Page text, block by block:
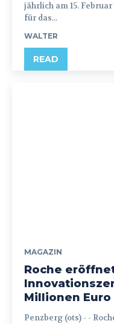
jährlich am 15.
für das...
WALTER
READ
MAGAZIN
Roche
Millionen Euro
Penzberg (ots) - - Roche investiert 300 Millionen Euro in